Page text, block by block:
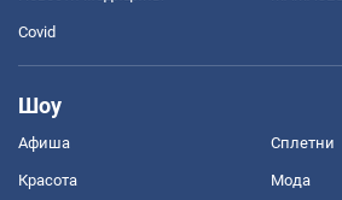
Covid
Шоу
Афиша Сплетни
Красота Мода